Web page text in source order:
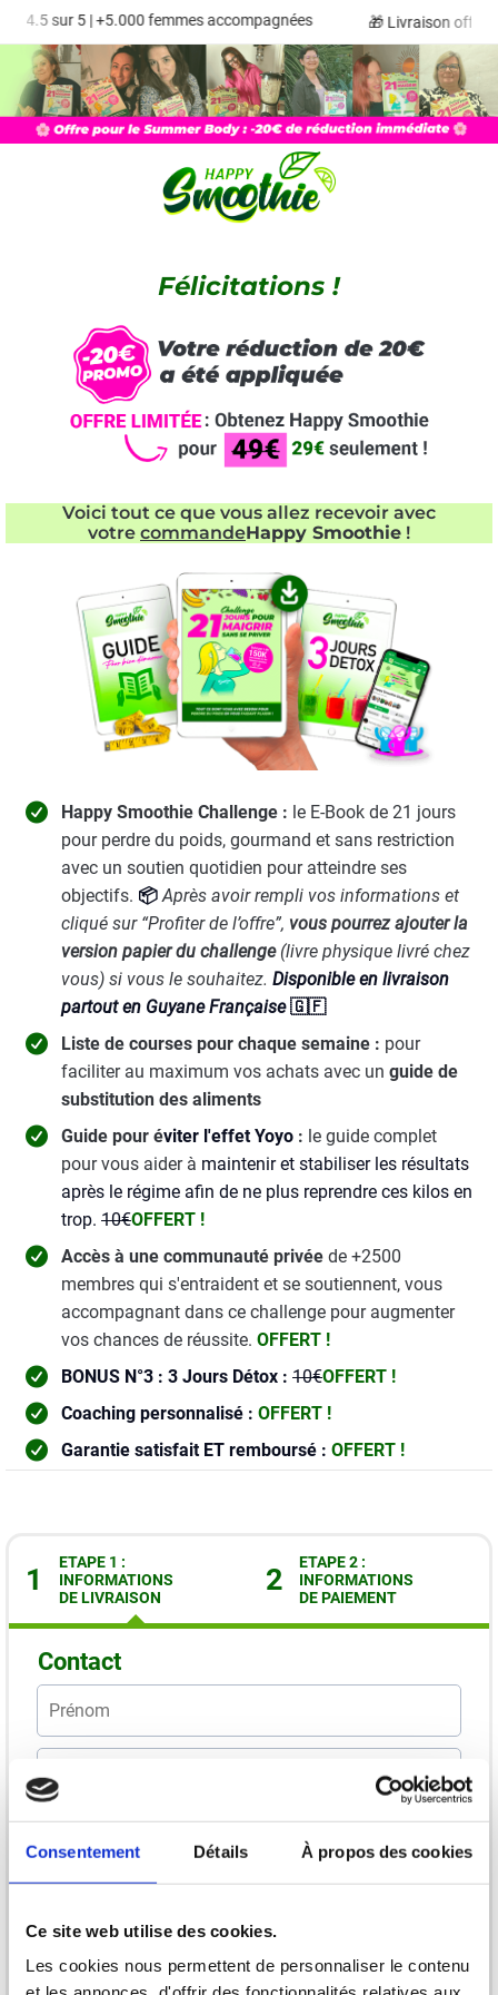
Consentement Détails À propos des cookies
Ce site web utilise des cookies.
Les cookies nous permettent de personnaliser le contenu
Félicitations !
Voici tout ce que vous allez recevoir avec
votre commandeHappy Smoothie !
Happy Smoothie Challenge : le E-Book de 21 jours
pour perdre du poids, gourmand et sans restriction
avec un soutien quotidien pour atteindre ses
objectifs. 📦Après avoir rempli vos informations et
cliqué sur “Profiter de l’offre”, vous pourrez ajouter la
version papier du challenge(livre physique livré chez
vous) si vous le souhaitez. Disponible en livraison
partout en Guyane Française🇬🇫
Liste de courses pour chaque semaine : pour
faciliter au maximum vos achats avec un guide de
substitution des aliments
Guide pour éviter l'effet Yoyo : le guide complet
pour vous aider à maintenir et stabiliser les résultats
après le régime afin de ne plus reprendre ces kilos en
trop. 10€OFFERT !
Accès à une communauté privée de +2500
membres qui s'entraident et se soutiennent, vous
accompagnant dans ce challenge pour augmenter
vos chances de réussite. OFFERT !
BONUS N°3 : 3 Jours Détox : 10€OFFERT !
Coaching personnalisé : OFFERT !
Garantie satisfait ET remboursé : OFFERT !
1
ETAPE 1 :
INFORMATIONS
DE LIVRAISON
2
ETAPE 2 :
INFORMATIONS
DE PAIEMENT
Contact
Livraison
4.5 sur 5 | +5.000 femmes accompagnées 🎁 Livraison offerte